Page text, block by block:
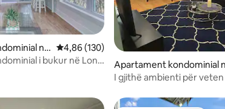
vlerësime
në Vlerësimi mesatar 4,86 nga 5, 130
4,86 (130)
i bukur në Long
Apartament kondominial
Middletown
I gjithë ambienti për